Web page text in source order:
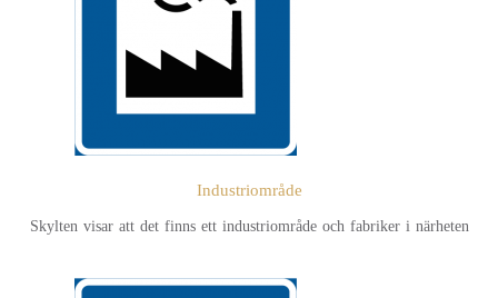
Industriområde
Skylten visar att det finns ett industriområde och fabriker i närheten